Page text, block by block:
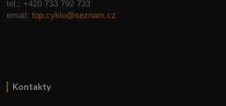
tel.: +420 733 792 733
email:top.cyklo@seznam.cz
Kontakty